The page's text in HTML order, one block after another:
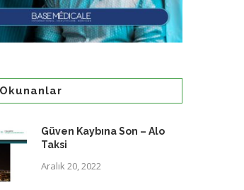
Güven Kaybına Son – Alo
Taksi
Aralık 20, 2022